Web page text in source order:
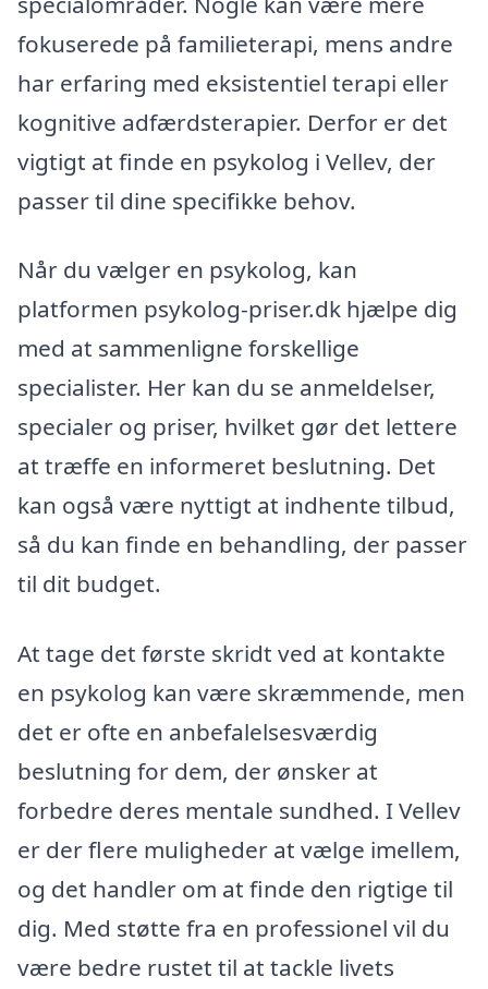
fokuserede på familieterapi, mens andre
har erfaring med eksistentiel terapi eller
kognitive adfærdsterapier. Derfor er det
vigtigt at finde en psykolog i Vellev, der
passer til dine specifikke behov.
Når du vælger en psykolog, kan
platformen psykolog-priser.dk hjælpe dig
med at sammenligne forskellige
specialister. Her kan du se anmeldelser,
specialer og priser, hvilket gør det lettere
at træffe en informeret beslutning. Det
kan også være nyttigt at indhente tilbud,
så du kan finde en behandling, der passer
til dit budget.
At tage det første skridt ved at kontakte
en psykolog kan være skræmmende, men
det er ofte en anbefalelsesværdig
beslutning for dem, der ønsker at
forbedre deres mentale sundhed. I Vellev
er der flere muligheder at vælge imellem,
og det handler om at finde den rigtige til
dig. Med støtte fra en professionel vil du
være bedre rustet til at tackle livets